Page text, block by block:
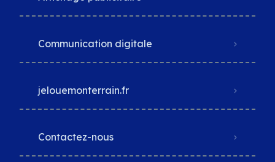
Communication digitale
jelouemonterrain.fr
Contactez-nous